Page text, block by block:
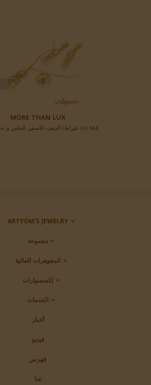
MORE THAN LUX
٥٨٥ (١٤ قيراط) الذهب الأصفر, الماس و حجر العقيق
ARTYOM’S JEWELRY
مجموعة
المجوهرات العالية
إكسسوارات
الخدمات
أخبار
فيديو
فهرس
عنا